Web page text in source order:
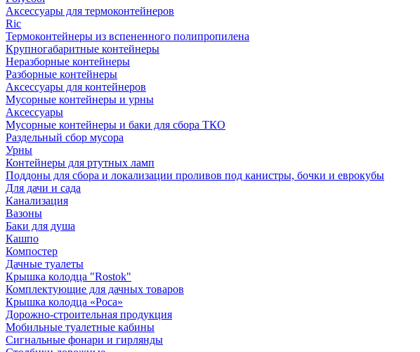
Аксессуары для термоконтейнеров
Ric
Термоконтейнеры из вспененного полипропилена
Крупногабаритные контейнеры
Неразборные контейнеры
Разборные контейнеры
Аксессуары для контейнеров
Мусорные контейнеры и урны
Аксессуары
Мусорные контейнеры и баки для сбора ТКО
Раздельный сбор мусора
Урны
Контейнеры для ртутных ламп
Поддоны для сбора и локализации проливов под канистры, бочки и еврокубы
Для дачи и сада
Канализация
Вазоны
Баки для душа
Кашпо
Компостер
Дачные туалеты
Крышка колодца "Rostok"
Комплектующие для дачных товаров
Крышка колодца «Роса»
Дорожно-строительная продукция
Мобильные туалетные кабины
Сигнальные фонари и гирлянды